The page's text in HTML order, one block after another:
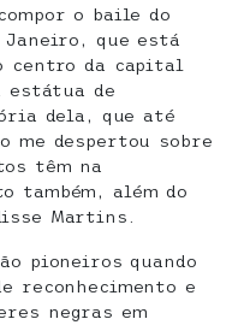
o baile do
Janeiro, que está
centro da capital
estátua de
dela, que até
me despertou sobre
têm na
também, além do
Martins.
pioneiros quando
reconhecimento e
negras em